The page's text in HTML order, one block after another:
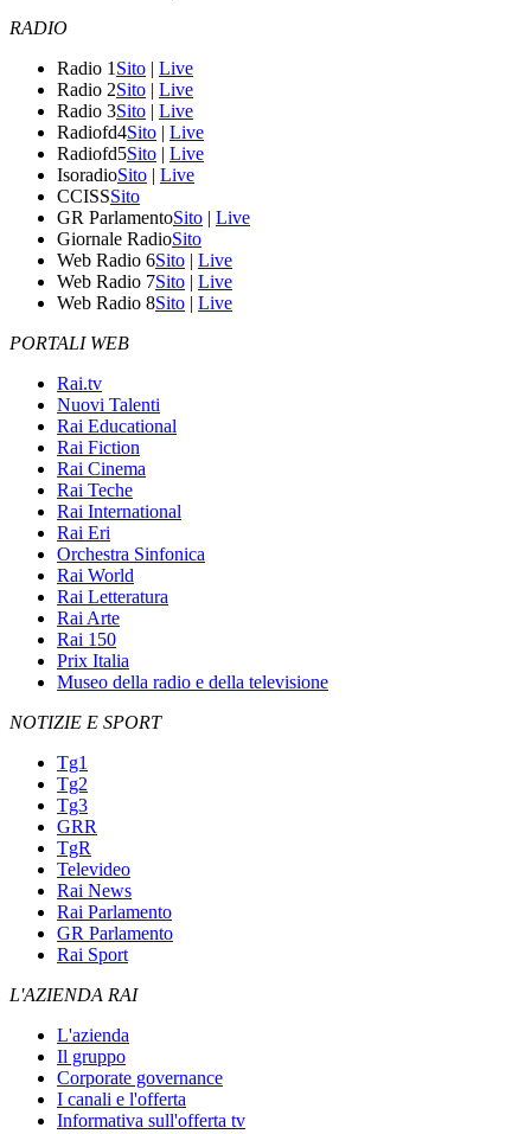
RADIO
Radio 1 Sito | Live
Radio 2Sito | Live
Radio 3Sito | Live
Radiofd4Sito | Live
Radiofd5Sito | Live
IsoradioSito | Live
CCISSSito
GR ParlamentoSito | Live
Giornale RadioSito
Web Radio 6Sito | Live
Web Radio 7Sito | Live
Web Radio 8Sito | Live
PORTALI WEB
Rai.tv
Nuovi Talenti
Rai Educational
Rai Fiction
Rai Cinema
Rai Teche
Rai International
Rai Eri
Orchestra Sinfonica
Rai World
Rai Letteratura
Rai Arte
Rai 150
Prix Italia
Museo della radio e della televisione
NOTIZIE E SPORT
Tg1
Tg2
Tg3
GRR
TgR
Televideo
Rai News
Rai Parlamento
GR Parlamento
Rai Sport
L'AZIENDA RAI
L'azienda
Il gruppo
Corporate governance
I canali e l'offerta
Informativa sull'offerta tv